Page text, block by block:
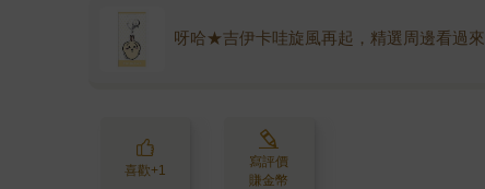
呀哈★吉伊卡哇旋風再起，精選周邊看過來
喜歡+1
寫評價
賺金幣